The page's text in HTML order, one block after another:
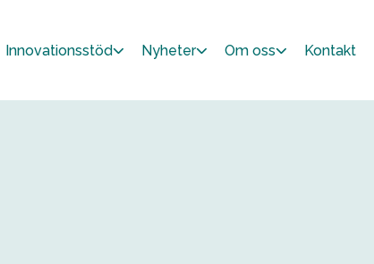
Innovationsstöd Nyheter Om oss Kontakt